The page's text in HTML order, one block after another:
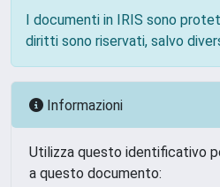
I documenti in IRIS sono
diritti sono riservati, salvo
Informazioni
Utilizza questo identificativo
a questo documento: